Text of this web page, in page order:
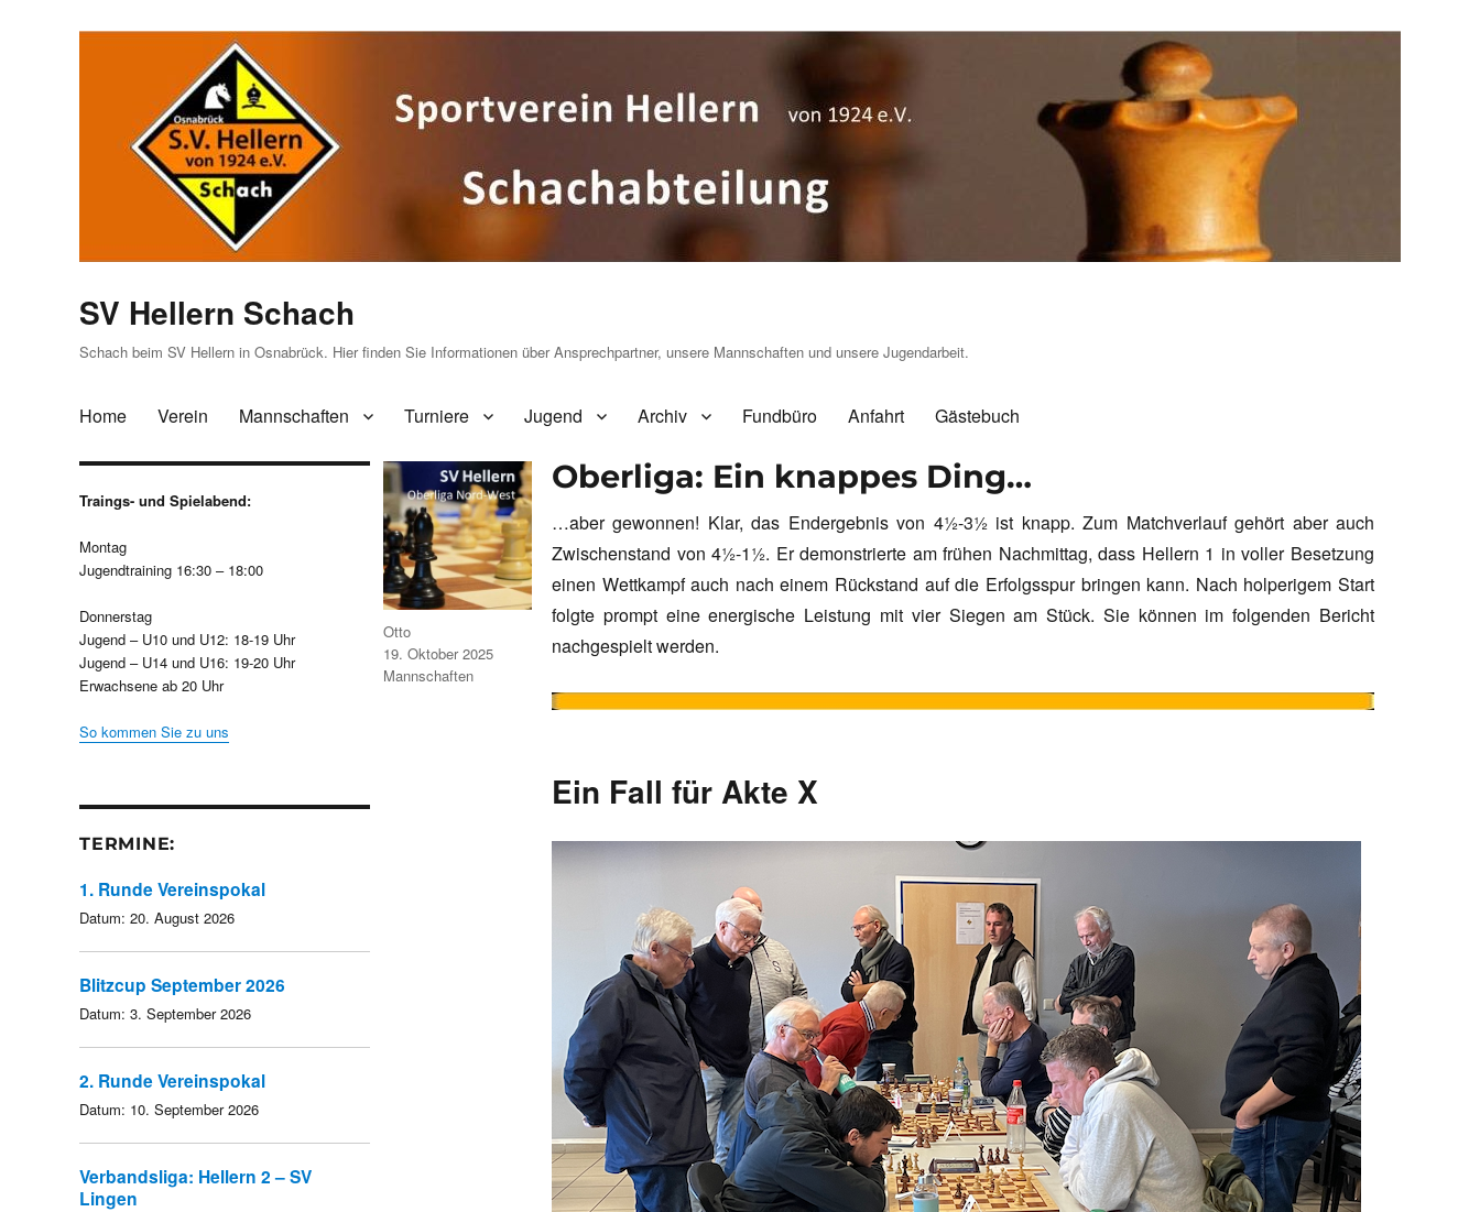
SV Hellern Schach
Schach beim SV Hellern in Osnabrück. Hier finden Sie Informationen über Ansprechpartner, unsere Mannschaften und unsere Jugendarbeit.
Home Verein Mannschaften Turniere Jugend Archiv Fundbüro Anfahrt Gästebuch
Oberliga: Ein knappes Ding…
…aber gewonnen! Klar, das Endergebnis von 4½-3½ ist knapp. Zum Matchverlauf gehört aber auch
Zwischenstand von 4½-1½. Er demonstrierte am frühen Nachmittag, dass Hellern 1 in voller Besetzung
einen Wettkampf auch nach einem Rückstand auf die Erfolgsspur bringen kann. Nach holperigem Start
folgte prompt eine energische Leistung mit vier Siegen am Stück. Sie können im folgenden Bericht
nachgespielt werden.
Ein Fall für Akte X
Autor
Otto
Veröffentlicht
am
19. Oktober 2025
Kategorien
Mannschaften
Traings- und Spielabend:
Montag
Jugendtraining 16:30 – 18:00
Donnerstag
Jugend – U10 und U12: 18-19 Uhr
Jugend – U14 und U16: 19-20 Uhr
Erwachsene ab 20 Uhr
So kommen Sie zu uns
TERMINE:
1. Runde Vereinspokal
Datum: 20. August 2026
Blitzcup September 2026
Datum: 3. September 2026
2. Runde Vereinspokal
Datum: 10. September 2026
Verbandsliga: Hellern 2 – SV
Lingen